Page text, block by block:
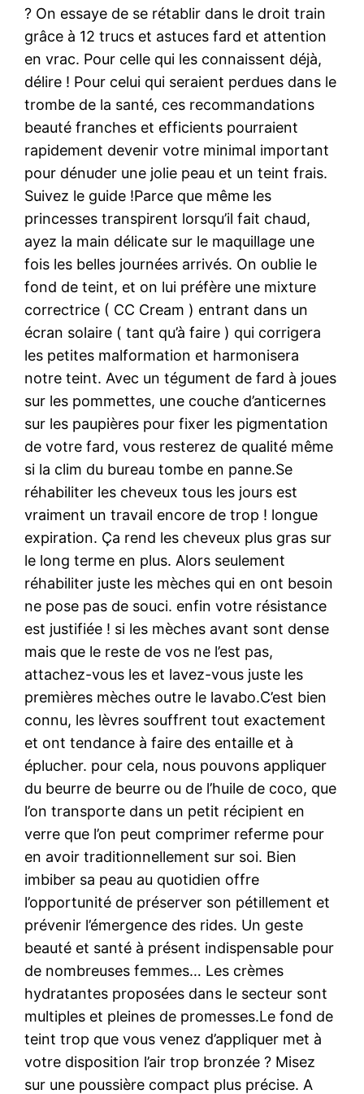
? On essaye de se rétablir dans le droit train
grâce à 12 trucs et astuces fard et attention
en vrac. Pour celle qui les connaissent déjà,
délire ! Pour celui qui seraient perdues dans le
trombe de la santé, ces recommandations
beauté franches et efficients pourraient
rapidement devenir votre minimal important
pour dénuder une jolie peau et un teint frais.
Suivez le guide !Parce que même les
princesses transpirent lorsqu’il fait chaud,
ayez la main délicate sur le maquillage une
fois les belles journées arrivés. On oublie le
fond de teint, et on lui préfère une mixture
correctrice ( CC Cream ) entrant dans un
écran solaire ( tant qu’à faire ) qui corrigera
les petites malformation et harmonisera
notre teint. Avec un tégument de fard à joues
sur les pommettes, une couche d’anticernes
sur les paupières pour fixer les pigmentation
de votre fard, vous resterez de qualité même
si la clim du bureau tombe en panne.Se
réhabiliter les cheveux tous les jours est
vraiment un travail encore de trop ! longue
expiration. Ça rend les cheveux plus gras sur
le long terme en plus. Alors seulement
réhabiliter juste les mèches qui en ont besoin
ne pose pas de souci. enfin votre résistance
est justifiée ! si les mèches avant sont dense
mais que le reste de vos ne l’est pas,
attachez-vous les et lavez-vous juste les
premières mèches outre le lavabo.C’est bien
connu, les lèvres souffrent tout exactement
et ont tendance à faire des entaille et à
éplucher. pour cela, nous pouvons appliquer
du beurre de beurre ou de l’huile de coco, que
l’on transporte dans un petit récipient en
verre que l’on peut comprimer referme pour
en avoir traditionnellement sur soi. Bien
imbiber sa peau au quotidien offre
l’opportunité de préserver son pétillement et
prévenir l’émergence des rides. Un geste
beauté et santé à présent indispensable pour
de nombreuses femmes… Les crèmes
hydratantes proposées dans le secteur sont
multiples et pleines de promesses.Le fond de
teint trop que vous venez d’appliquer met à
votre disposition l’air trop bronzée ? Misez
sur une poussière compact plus précise. A